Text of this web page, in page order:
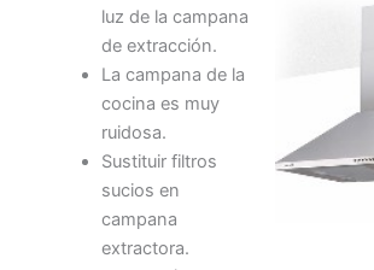
luz de la campana
de extracción.
La campana de la
cocina es muy
ruidosa.
Sustituir filtros
sucios en
campana
extractora.